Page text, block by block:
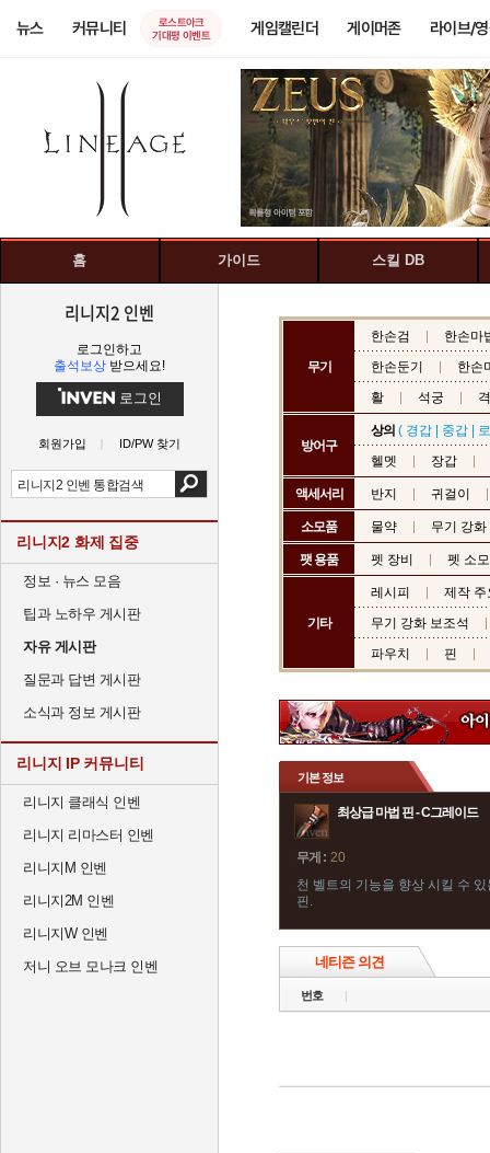
뉴스 커뮤니티
로스트아크
기대평 이벤트
게임캘린더 게이머존 라이브/
홈 가이드 스킬 DB
리니지2 인벤
로그인하고
출석보상 받으세요!
로그인
회원가입 ID/PW 찾기
리니지2 화제 집중
정보 · 뉴스 모음
팁과 노하우 게시판
자유 게시판
질문과 답변 게시판
소식과 정보 게시판
리니지 IP 커뮤니티
리니지 클래식 인벤
리니지 리마스터 인벤
리니지M 인벤
리니지2M 인벤
리니지W 인벤
저니 오브 모나크 인벤
무기
한손검
한손마
한손둔기
한손
활
석궁
방어구
상의 ( 경갑 중갑
헬멧
장갑
액세서리 반지 귀걸이
소모품 물약 무기 강
팻 용품 펫 장비 펫 소
기타
레시피
제작 주
무기 강화 보조석
파우치
핀
기본 정보
최상급 마법 핀 - C그레이드
무게 : 20
천 벨트의 기능을 향상 시킬 수
핀.
네티즌 의견
번호